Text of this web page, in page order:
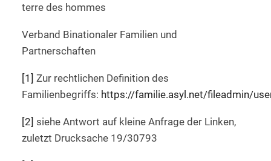
terre des hommes
Verband Binationaler Familien und
Partnerschaften
[1] Zur rechtlichen Definition des
Familienbegriffs: https://familie.asyl.net/fileadmin/
[2] siehe Antwort auf kleine Anfrage der Linken,
zuletzt Drucksache 19/30793